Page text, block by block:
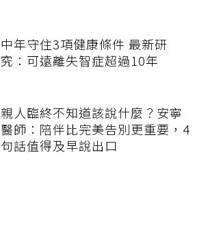
中年守住3項健康條件 最新研
究：可遠離失智症超過10年
親人臨終不知道該說什麼？安寧
醫師：陪伴比完美告別更重要，4
句話值得及早說出口